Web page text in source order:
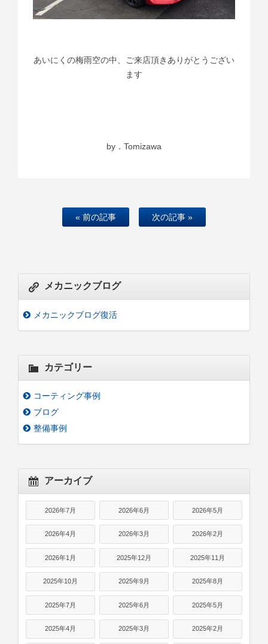
あいにくの梅雨空の中、ご来店頂きありがとうござい
ます
by．Tomizawa
« 前の記事 次の記事 »
メカニックブログ
メカニックブログ復活
カテゴリー
コーティング事例
ブログ
整備事例
アーカイブ
2026年7月 2026年6月 2026年5月
2026年4月 2026年3月 2026年2月
2026年1月 2025年12月 2025年11月
2025年10月 2025年9月 2025年8月
2025年7月 2025年6月 2025年5月
2025年4月 2025年3月 2025年2月